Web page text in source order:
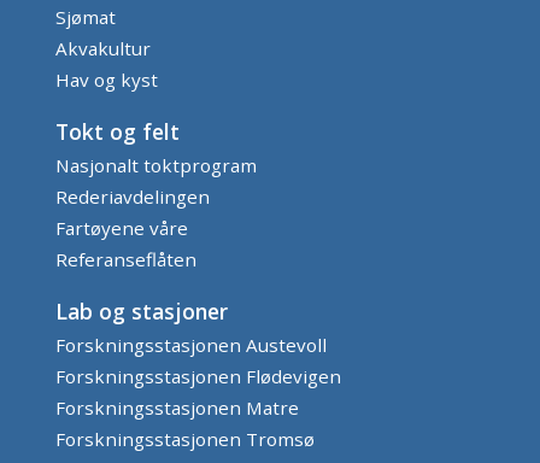
Sjømat
Akvakultur
Hav og kyst
Tokt og felt
Nasjonalt toktprogram
Rederiavdelingen
Fartøyene våre
Referanseflåten
Lab og stasjoner
Forskningsstasjonen Austevoll
Forskningsstasjonen Flødevigen
Forskningsstasjonen Matre
Forskningsstasjonen Tromsø